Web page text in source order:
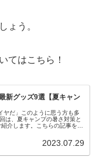
ょう。
てはこちら！
新グッズ9選【夏キャン
ヤだ」このように思う方も多
は、夏キャンプの暑さ対策と
介します。こちらの記事を参
2023.07.29